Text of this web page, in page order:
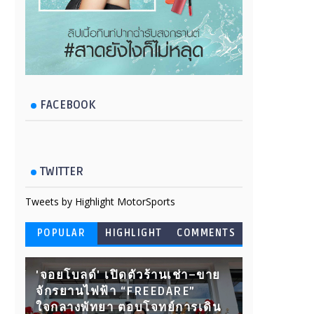
FACEBOOK
TWITTER
Tweets by Highlight MotorSports
POPULAR HIGHLIGHT COMMENTS
'จอยโบลด์' เปิดตัวร้านเช่า–ขาย
จักรยานไฟฟ้า “FREEDARE”
ใจกลางพัทยา ตอบโจทย์การเดิน